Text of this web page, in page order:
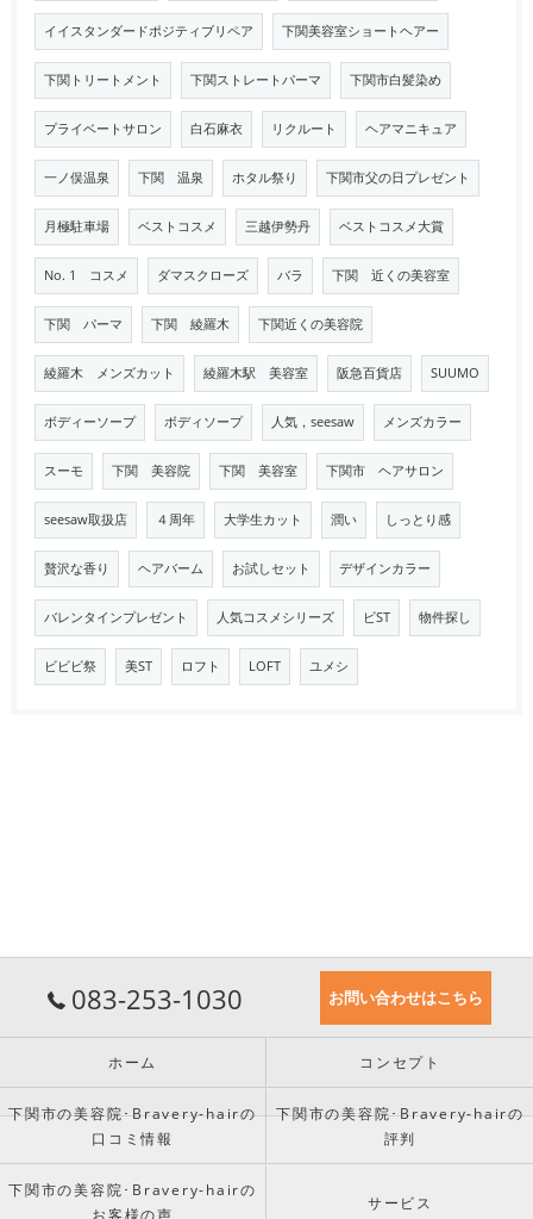
イイスタンダードポジティブリペア 下関美容室ショートヘアー
下関トリートメント 下関ストレートパーマ 下関市白髪染め
プライベートサロン 白石麻衣 リクルート ヘアマニキュア
一ノ俣温泉 下関 温泉 ホタル祭り 下関市父の日プレゼント
月極駐車場 ベストコスメ 三越伊勢丹 ベストコスメ大賞
No. 1 コスメ ダマスクローズ バラ 下関 近くの美容室
下関 パーマ 下関 綾羅木 下関近くの美容院
綾羅木 メンズカット 綾羅木駅 美容室 阪急百貨店 SUUMO
ボディーソープ ボディソープ 人気，seesaw メンズカラー
スーモ 下関 美容院 下関 美容室 下関市 ヘアサロン
seesaw取扱店 ４周年 大学生カット 潤い しっとり感
贅沢な香り ヘアバーム お試しセット デザインカラー
バレンタインプレゼント 人気コスメシリーズ ビST 物件探し
ビビビ祭 美ST ロフト LOFT ユメシ
083-253-1030 お問い合わせはこちら
ホーム コンセプト
下関市の美容院･Bravery-hairの
口コミ情報
下関市の美容院･Bravery-hairの
評判
下関市の美容院･Bravery-hairの
お客様の声
サービス